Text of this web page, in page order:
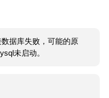
据库失败，可能的原
未启动。